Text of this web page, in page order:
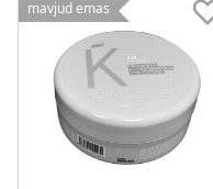
mavjud emas